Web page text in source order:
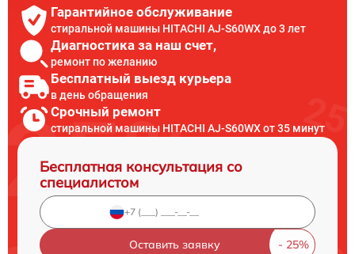
Гарантийное обслуживание
стиральной машины HITACHI AJ-S60WX до 3 лет
Диагностика за наш счет,
ремонт по желанию
Бесплатный выезд курьера
в день обращения
Срочный ремонт
стиральной машины HITACHI AJ-S60WX от 35 минут
Бесплатная консультация со
специалистом
Оставить заявку